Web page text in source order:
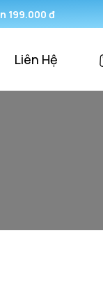
199.000 đ
Liên Hệ